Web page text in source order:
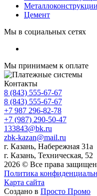
Металлоконструкции
Цемент
Мы в социальных сетях
Мы принимаем к оплате
Контакты
8 (843) 555-67-67
8 (843) 555-67-67
+7 987 296-82-78
+7 (987) 290-50-47
133843@bk.ru
zbk-kazan@mail.ru
г. Казань, Набережная 31а
г. Казань, Техническая, 52
2026 © Все права
Политика
Карта сайта
Создано в Просто Промо